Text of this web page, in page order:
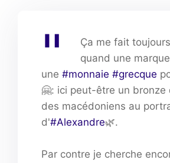
Ça me fait
quand une
une #monnaie #grecque
🤗: ici peut-être un bronze
des macédoniens au
d'#Alexandre🌿.
Par contre je cherche